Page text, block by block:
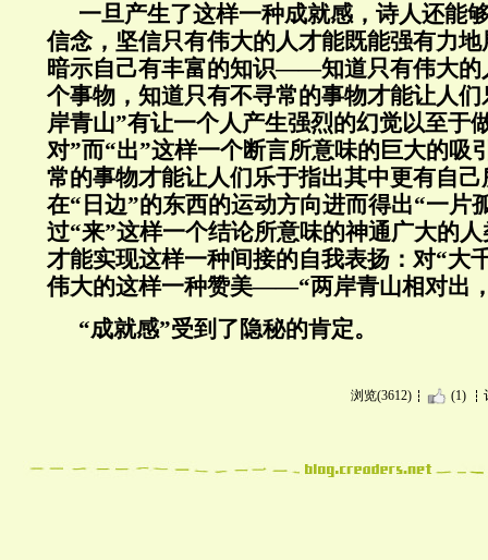
一旦产生了这样一种成就感，诗人还能
信念，坚信只有伟大的人才能既能强有力
暗示自己有丰富的知识——知道只有伟大的
个事物，知道只有不寻常的事物才能让人
岸青山”有让一个人产生强烈的幻觉以至于
对”而“出”这样一个断言所意味的巨大的吸
常的事物才能让人们乐于指出其中更有自
在“日边”的东西的运动方向进而得出“一片
过“来”这样一个结论所意味的神通广大的
才能实现这样一种间接的自我表扬：对“大
伟大的这样一种赞美——“两岸青山相对出
“成就感”受到了隐秘的肯定。
浏览(3612) (1)